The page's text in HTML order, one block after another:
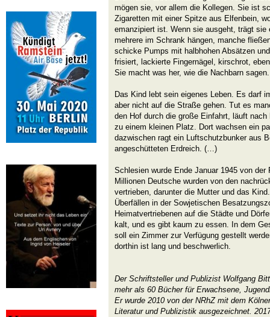
mögen sie, vor allem die Kollegen. Sie ist
Zigaretten mit einer Spitze aus Elfenbein,
emanzipiert ist. Wenn sie ausgeht, trägt sie
mehrere im Schrank hängen, manche
schicke Pumps mit halbhohen Absätzen
frisiert, lackierte Fingernägel, kirschrot,
Sie macht was her, wie die Nachbarn sagen.
Das Kind lebt sein eigenes Leben. Es darf
aber nicht auf die Straße gehen. Tut es
den Hof durch die große Einfahrt, läuft
zu einem kleinen Platz. Dort wachsen ein
dazwischen ragt ein Luftschutzbunker aus
angeschütteten Erdreich. (…)
Schlesien wurde Ende Januar 1945 von der
Millionen Deutsche wurden von den
vertrieben, darunter die Mutter und das
Überfällen in der Sowjetischen
Heimatvertriebenen auf die Städte und
kalt, und es gibt kaum zu essen. In dem
soll ein Zimmer zur Verfügung gestellt
dorthin ist lang und beschwerlich.
Der Schriftsteller und Publizist Wolfgang
mehr als 60 Bücher für Erwachsene,
Er wurde 2010 von der NRhZ mit dem
Literatur und Publizistik ausgezeichnet.